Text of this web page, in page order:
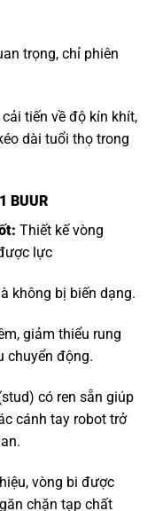
trọng, chỉ phiên
tiến về độ kín khít,
dài tuổi thọ trong
BUUR
Thiết kế vòng
lực
không bị biến dạng.
giảm thiểu rung
chuyển động.
có ren sẵn giúp
cánh tay robot trở
vòng bi được
chặn tạp chất